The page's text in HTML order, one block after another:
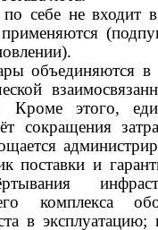
себе не входит
объединяются
этого,
сокращения
поставки и
комплекса
в